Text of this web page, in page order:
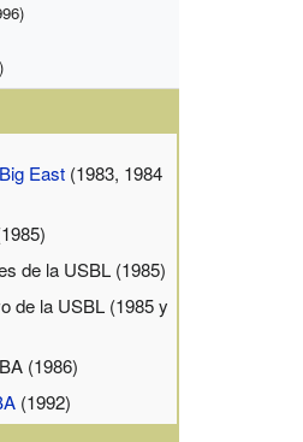
Big East (1983, 1984
de la USBL (1985)
de la USBL (1985 y
(1986)
(1992)